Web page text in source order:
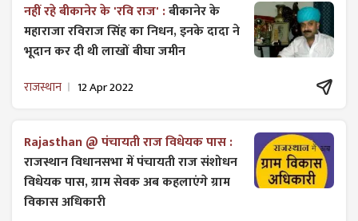
नहीं रहे बीकानेर के 'रवि राज' :बीकानेर के
महाराजा रविराज सिंह का निधन, इनके दादा ने
भूदान कर दी थी लाखों बीघा जमीन
राजस्थान 12 Apr 2022
Rajasthan @ पंचायती राज विधेयक पास :
राजस्थान विधानसभा में पंचायती राज ​संशोधन
विधेयक पास, ग्राम सेवक अब कहलाएंगे ग्राम
विकास अधिकारी